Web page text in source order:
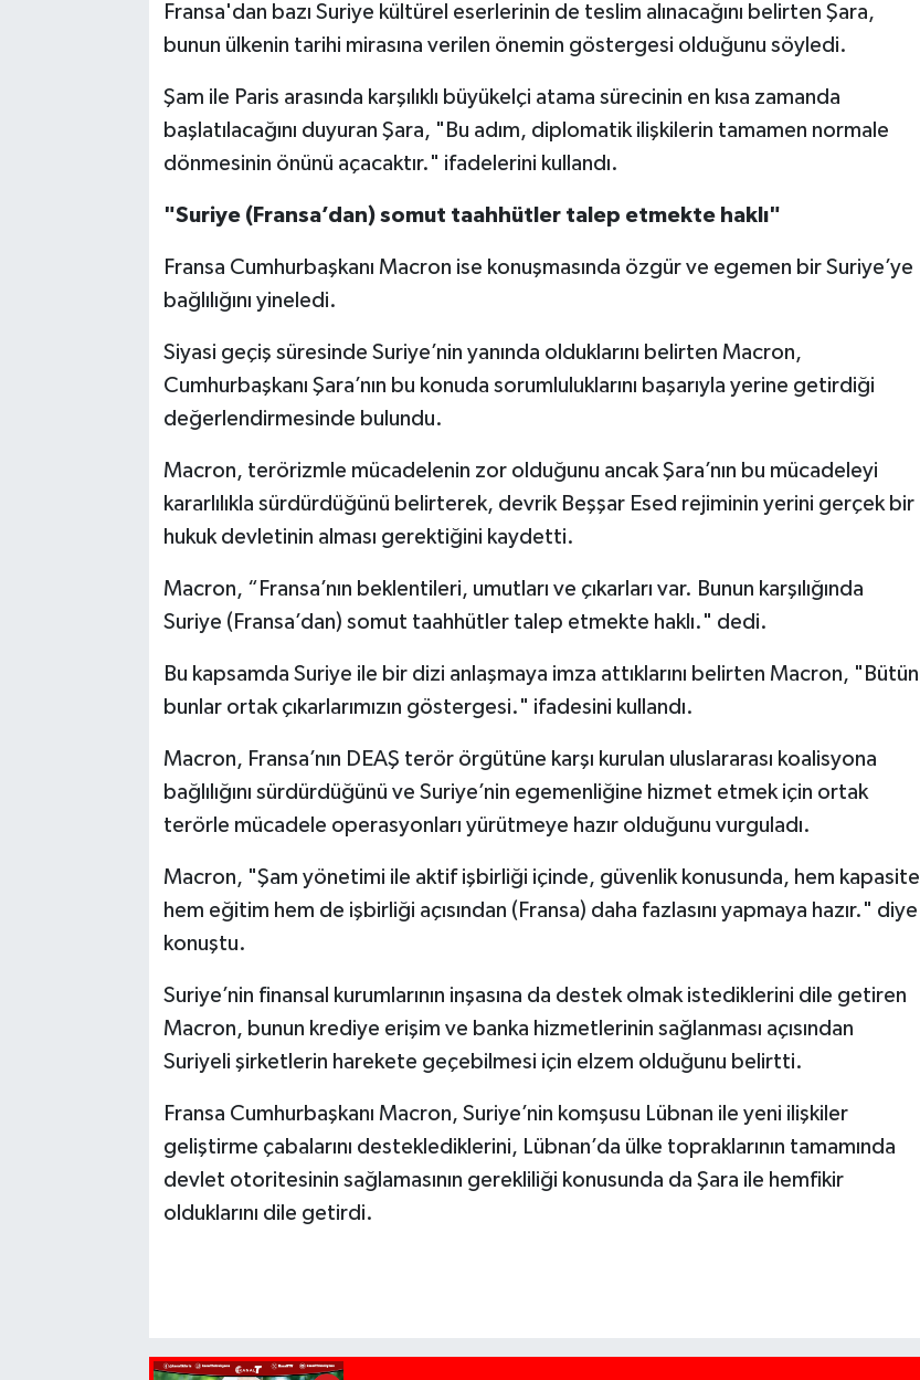
Fransa'dan bazı Suriye kültürel eserlerinin de teslim alınacağını belirten Şara,
bunun ülkenin tarihi mirasına verilen önemin göstergesi olduğunu söyledi.
Şam ile Paris arasında karşılıklı büyükelçi atama sürecinin en kısa zamanda
başlatılacağını duyuran Şara, "Bu adım, diplomatik ilişkilerin tamamen normale
dönmesinin önünü açacaktır." ifadelerini kullandı.
"Suriye (Fransa’dan) somut taahhütler talep etmekte haklı"
Fransa Cumhurbaşkanı Macron ise konuşmasında özgür ve egemen bir Suriye’ye
bağlılığını yineledi.
Siyasi geçiş süresinde Suriye’nin yanında olduklarını belirten Macron,
Cumhurbaşkanı Şara’nın bu konuda sorumluluklarını başarıyla yerine getirdiği
değerlendirmesinde bulundu.
Macron, terörizmle mücadelenin zor olduğunu ancak Şara’nın bu mücadeleyi
kararlılıkla sürdürdüğünü belirterek, devrik Beşşar Esed rejiminin yerini gerçek bir
hukuk devletinin alması gerektiğini kaydetti.
Macron, “Fransa’nın beklentileri, umutları ve çıkarları var. Bunun karşılığında
Suriye (Fransa’dan) somut taahhütler talep etmekte haklı." dedi.
Bu kapsamda Suriye ile bir dizi anlaşmaya imza attıklarını belirten Macron, "Bütün
bunlar ortak çıkarlarımızın göstergesi." ifadesini kullandı.
Macron, Fransa’nın DEAŞ terör örgütüne karşı kurulan uluslararası koalisyona
bağlılığını sürdürdüğünü ve Suriye’nin egemenliğine hizmet etmek için ortak
terörle mücadele operasyonları yürütmeye hazır olduğunu vurguladı.
Macron, "Şam yönetimi ile aktif işbirliği içinde, güvenlik konusunda, hem kapasite
hem eğitim hem de işbirliği açısından (Fransa) daha fazlasını yapmaya hazır." diye
konuştu.
Suriye’nin finansal kurumlarının inşasına da destek olmak istediklerini dile getiren
Macron, bunun krediye erişim ve banka hizmetlerinin sağlanması açısından
Suriyeli şirketlerin harekete geçebilmesi için elzem olduğunu belirtti.
Fransa Cumhurbaşkanı Macron, Suriye’nin komşusu Lübnan ile yeni ilişkiler
geliştirme çabalarını desteklediklerini, Lübnan’da ülke topraklarının tamamında
devlet otoritesinin sağlamasının gerekliliği konusunda da Şara ile hemfikir
olduklarını dile getirdi.